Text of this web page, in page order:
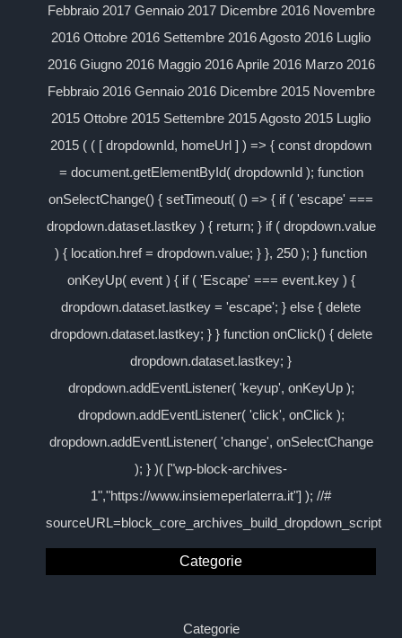
Febbraio 2017 Gennaio 2017 Dicembre 2016 Novembre
2016 Ottobre 2016 Settembre 2016 Agosto 2016 Luglio
2016 Giugno 2016 Maggio 2016 Aprile 2016 Marzo 2016
Febbraio 2016 Gennaio 2016 Dicembre 2015 Novembre
2015 Ottobre 2015 Settembre 2015 Agosto 2015 Luglio
2015 ( ( [ dropdownId, homeUrl ] ) => { const dropdown
= document.getElementById( dropdownId ); function
onSelectChange() { setTimeout( () => { if ( 'escape' ===
dropdown.dataset.lastkey ) { return; } if ( dropdown.value
) { location.href = dropdown.value; } }, 250 ); } function
onKeyUp( event ) { if ( 'Escape' === event.key ) {
dropdown.dataset.lastkey = 'escape'; } else { delete
dropdown.dataset.lastkey; } } function onClick() { delete
dropdown.dataset.lastkey; }
dropdown.addEventListener( 'keyup', onKeyUp );
dropdown.addEventListener( 'click', onClick );
dropdown.addEventListener( 'change', onSelectChange
); } )( ["wp-block-archives-
1","https://www.insiemeperlaterra.it"] ); //#
sourceURL=block_core_archives_build_dropdown_script
Categorie
Categorie